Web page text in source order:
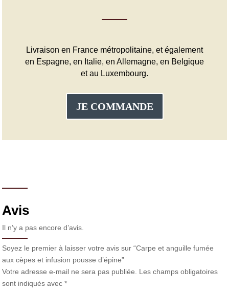
Livraison en France métropolitaine, et également
en Espagne, en Italie, en Allemagne, en Belgique
et au Luxembourg.
JE COMMANDE
Avis
Il n’y a pas encore d’avis.
Soyez le premier à laisser votre avis sur “Carpe et anguille fumée
aux cèpes et infusion pousse d’épine”
Votre adresse e-mail ne sera pas publiée.
Les champs obligatoires
sont indiqués avec*